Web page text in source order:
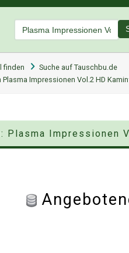
finden
Suche auf Tauschbu.de
Plasma Impressionen Vol.2 HD
Plasma Impressionen